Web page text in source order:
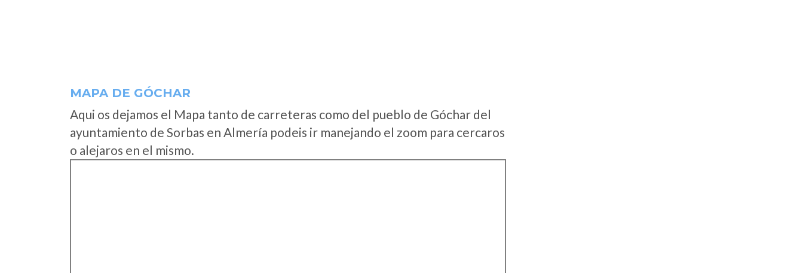
MAPA DE GÓCHAR
Aqui os dejamos el Mapa tanto de carreteras como del pueblo de Góchar del
ayuntamiento de Sorbas en Almería podeis ir manejando el zoom para cercaros
o alejaros en el mismo.